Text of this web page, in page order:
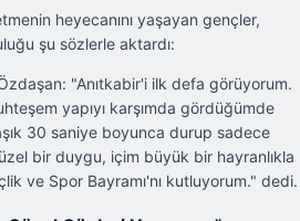
heyecanını yaşayan gençler,
şu sözlerle aktardı:
"Anıtkabir'i ilk defa görüyorum.
yapıyı karşımda gördüğümde
30 saniye boyunca durup sadece
bir duygu, içim büyük bir hayranlıkla
ve Spor Bayramı'nı kutluyorum." dedi.